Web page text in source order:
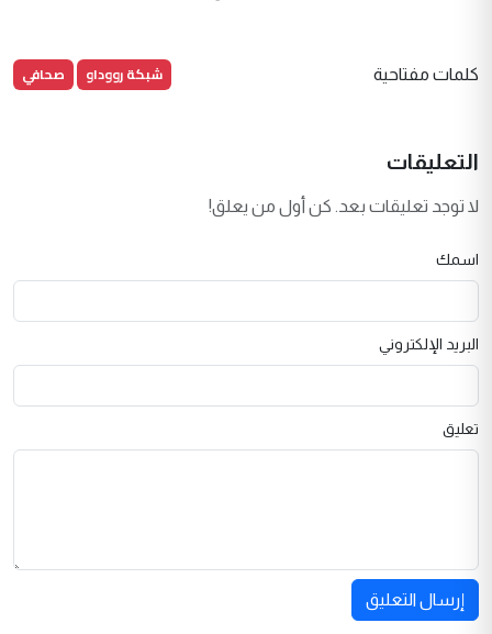
كلمات مفتاحية شبكة رووداو صحافي
التعليقات
لا توجد تعليقات بعد. كن أول من يعلق!
اسمك
البريد الإلكتروني
تعليق
إرسال التعليق